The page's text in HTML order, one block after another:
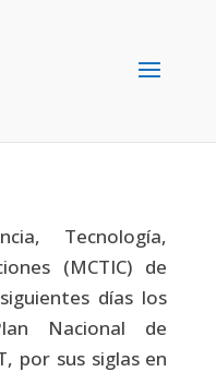
Tecnología,
(MCTIC) de
días los
Nacional de
por sus siglas en